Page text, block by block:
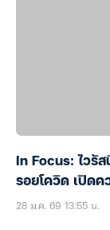
In Focus: ไวรั
รอยโควิด เปิด
28 ม.ค. 69 13:55 น.